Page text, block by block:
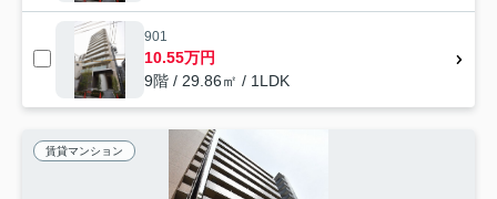
901
10.55万円
9階 / 29.86㎡ / 1LDK
賃貸マンション